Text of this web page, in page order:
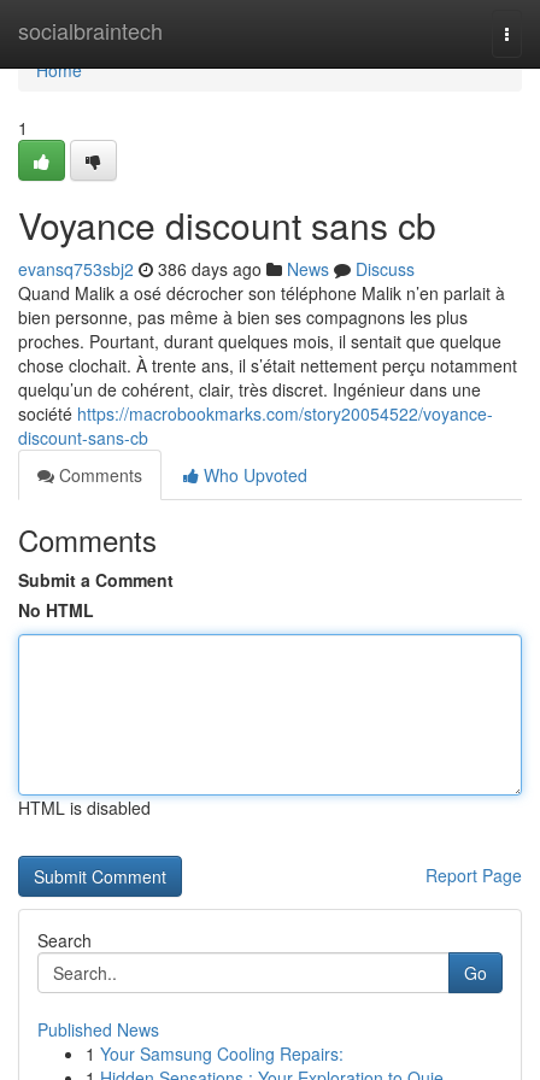
socialbraintech
Home
Home
1
Voyance discount sans cb
evansq753sbj2 386 days ago News
Discuss
Quand Malik a osé décrocher son téléphone Malik n’en parlait à
bien personne, pas même à bien ses compagnons les plus
proches. Pourtant, durant quelques mois, il sentait que quelque
chose clochait. À trente ans, il s’était nettement perçu notamment
quelqu’un de cohérent, clair, très discret. Ingénieur dans une
société https://macrobookmarks.com/story20054522/voyance-
discount-sans-cb
Comments
Who Upvoted
Comments
Submit a Comment
No HTML
HTML is disabled
Report Page
Search
Go
Published News
1 Your Samsung Cooling Repairs: